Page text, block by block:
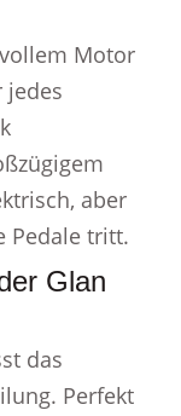
Motor
jedes
aber
Pedale tritt.
Glan
das
Perfekt